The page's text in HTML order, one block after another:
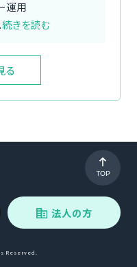
運用
続きを読む
る
法人の方
Reserved.